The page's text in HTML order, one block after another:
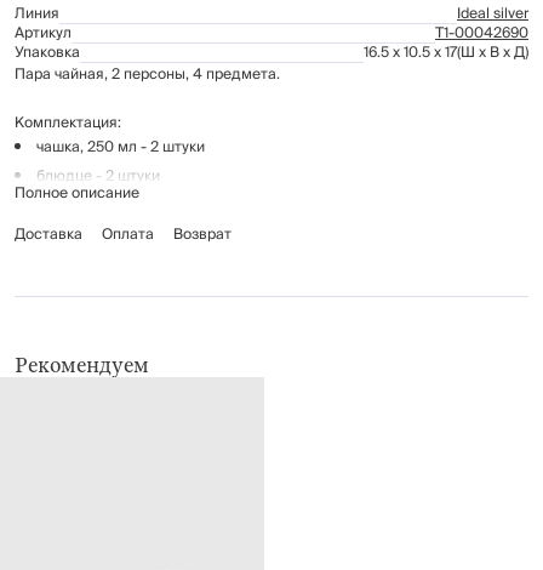
Линия
Ideal silver
Артикул Т1-00042690
Упаковка 16.5 x 10.5 x 17(Ш x В x Д)
Пара чайная, 2 персоны, 4 предмета.
Комплектация:
чашка, 250 мл - 2 штуки
блюдце - 2 штуки
Материал: фарфор Fine Bone China.
Не использовать для ухода абразивные чистящие средства и жесткие
Полное описание
Доставка
Оплата Возврат
Рекомендуем